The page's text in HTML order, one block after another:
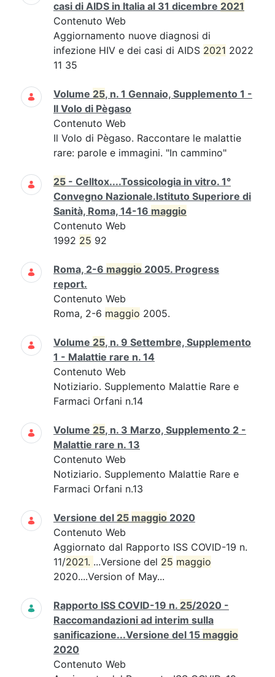
casi di AIDS in Italia al 31 dicembre 2021
Contenuto Web
Aggiornamento nuove diagnosi di
infezione HIV e dei casi di AIDS 2021 2022
11 35
Volume 25, n. 1 Gennaio, Supplemento 1 -
Il Volo di Pègaso
Contenuto Web
Il Volo di Pègaso. Raccontare le malattie
rare: parole e immagini. "In cammino"
25 - Celltox....Tossicologia in vitro. 1°
Convegno Nazionale.Istituto Superiore di
Sanità, Roma, 14-16 maggio
Contenuto Web
1992 25 92
Roma, 2-6 maggio 2005. Progress
report.
Contenuto Web
Roma, 2-6 maggio 2005.
Volume 25, n. 9 Settembre, Supplemento
1 - Malattie rare n. 14
Contenuto Web
Notiziario. Supplemento Malattie Rare e
Farmaci Orfani n.14
Volume 25, n. 3 Marzo, Supplemento 2 -
Malattie rare n. 13
Contenuto Web
Notiziario. Supplemento Malattie Rare e
Farmaci Orfani n.13
Versione del 25 maggio 2020
Contenuto Web
Aggiornato dal Rapporto ISS COVID-19 n.
11/2021. ...Versione del 25 maggio
2020....Version of May...
Rapporto ISS COVID-19 n. 25/2020 -
Raccomandazioni ad interim sulla
sanificazione...Versione del 15 maggio
2020
Contenuto Web